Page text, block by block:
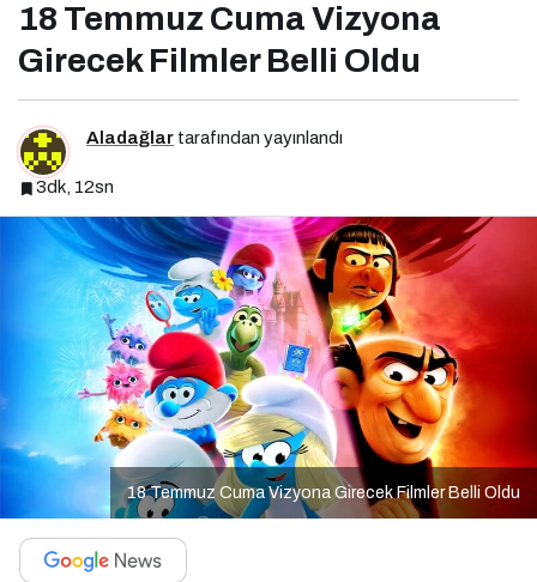
18 Temmuz Cuma Vizyona
Girecek Filmler Belli Oldu
Aladağlar tarafından yayınlandı
3dk, 12sn
18 Temmuz Cuma Vizyona Girecek Filmler Belli Oldu